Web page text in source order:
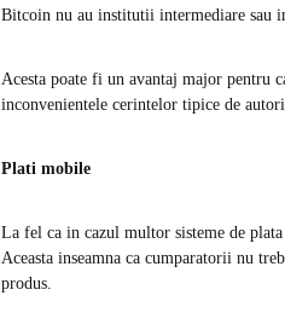
Bitcoin nu au institutii intermediare sau
Acesta poate fi un avantaj major pentru
inconvenientele cerintelor tipice de
Plati mobile
La fel ca in cazul multor sisteme de
Aceasta inseamna ca cumparatorii nu
produs.